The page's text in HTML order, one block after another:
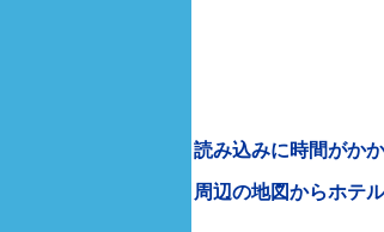
読み込みに時間がか
周辺の地図からホテ